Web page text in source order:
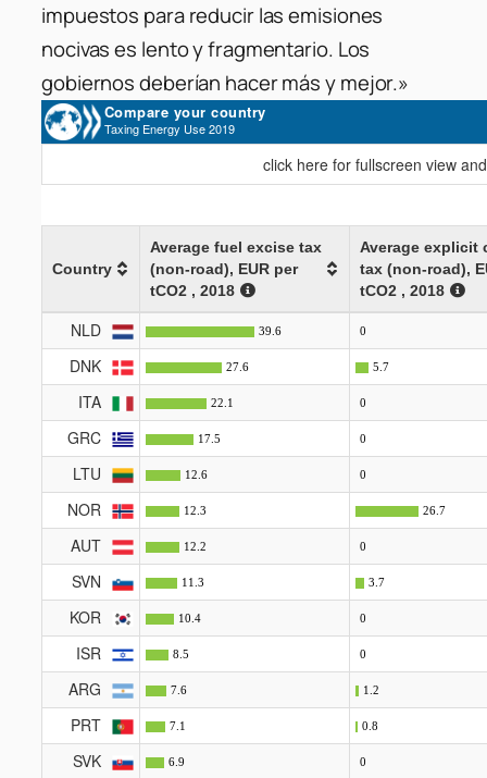
impuestos para reducir las emisiones
nocivas es lento y fragmentario. Los
gobiernos deberían hacer más y mejor.»